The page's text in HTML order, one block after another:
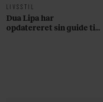
LIVSSTIL
Dua Lipa har
opdatereret sin guide til